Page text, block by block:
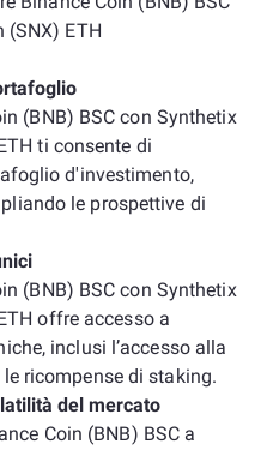
(SNX) ETH
(BNB) BSC con Synthetix
ti consente di
d'investimento,
le prospettive di
(BNB) BSC con Synthetix
offre accesso a
inclusi l’accesso alla
ricompense di staking.
del mercato
Coin (BNB) BSC a